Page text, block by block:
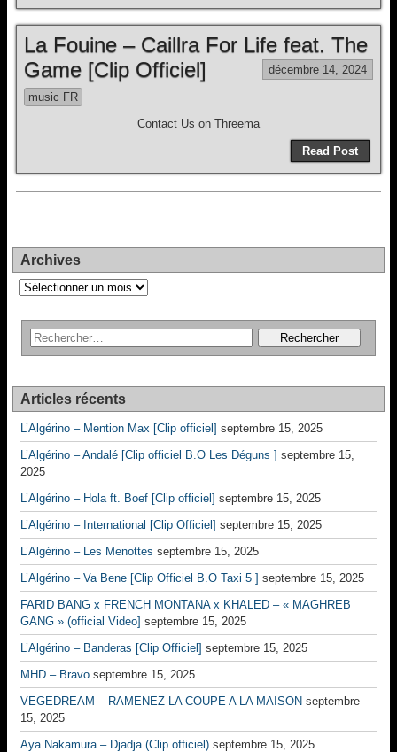
La Fouine – Caillra For Life feat. The
Game [Clip Officiel]
décembre 14, 2024
music FR
Contact Us on Threema
Read Post
Archives
Archives
Articles récents
L’Algérino – Mention Max [Clip officiel] septembre 15, 2025
L’Algérino – Andalé [Clip officiel B.O Les Déguns ] septembre 15,
2025
L’Algérino – Hola ft. Boef [Clip officiel] septembre 15, 2025
L’Algérino – International [Clip Officiel] septembre 15, 2025
L’Algérino – Les Menottes septembre 15, 2025
L’Algérino – Va Bene [Clip Officiel B.O Taxi 5 ] septembre 15, 2025
FARID BANG x FRENCH MONTANA x KHALED – « MAGHREB
GANG » (official Video] septembre 15, 2025
L’Algérino – Banderas [Clip Officiel] septembre 15, 2025
MHD – Bravo septembre 15, 2025
VEGEDREAM – RAMENEZ LA COUPE A LA MAISON septembre
15, 2025
Aya Nakamura – Djadja (Clip officiel) septembre 15, 2025